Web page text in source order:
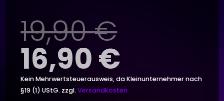
19,90€
Preis
war:
16,90€
Preis
Kein Mehrwertsteuerausweis, da Kleinunternehmer nach
§19 (1) UStG. zzgl.Versandkosten